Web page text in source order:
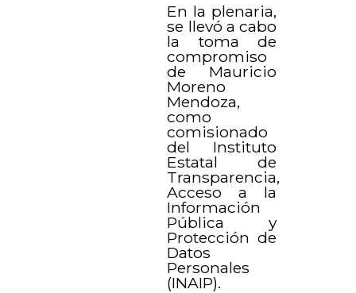
En la plenaria,
se llevó a cabo
la toma de
compromiso
de Mauricio
Moreno
Mendoza,
como
comisionado
del Instituto
Estatal de
Transparencia,
Acceso a la
Información
Pública y
Protección de
Datos
Personales
(INAIP).